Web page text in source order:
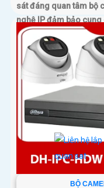
sát đáng quan tâm bộ
nghệ IP đảm bảo
cho người dùng với bộ
ninh cho xưởng sản
BỘ